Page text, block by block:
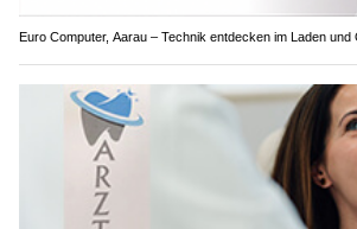
Euro Computer, Aarau – Technik entdecken im Laden und